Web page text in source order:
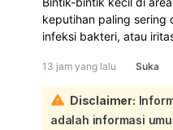
keputihan paling sering
infeksi bakteri, atau
untuk memastikan
Kalau keputihannya
Infeksi jamur vagina:
kental seperti susu/
13 jam yang lalu Suka
Disclaimer:
adalah informasi